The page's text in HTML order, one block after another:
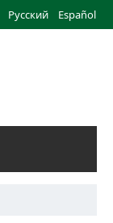
Русский Español